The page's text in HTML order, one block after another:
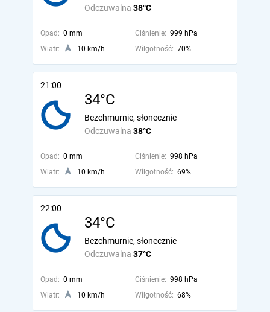
Odczuwalna 38°C
Opad: 0 mm Ciśnienie: 999 hPa
Wiatr:
10 km/h Wilgotność: 70%
21:00
34°C
Odczuwalna 38°C
Bezchmurnie, słonecznie
Opad: 0 mm Ciśnienie: 998 hPa
Wiatr:
10 km/h Wilgotność: 69%
22:00
34°C
Odczuwalna 37°C
Bezchmurnie, słonecznie
Opad: 0 mm Ciśnienie: 998 hPa
Wiatr:
10 km/h Wilgotność: 68%